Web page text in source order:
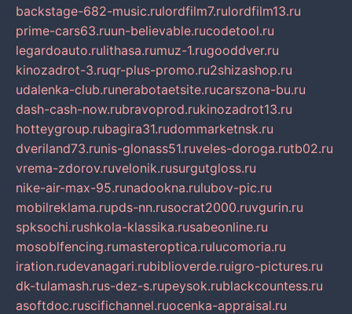
backstage-682-music.rulordfilm7.rulordfilm13.ru
prime-cars63.ruun-believable.rucodetool.ru
legardoauto.rulithasa.rumuz-1.rugooddver.ru
kinozadrot-3.ruqr-plus-promo.ru2shizashop.ru
udalenka-club.runerabotaetsite.rucarszona-bu.ru
dash-cash-now.rubravoprod.rukinozadrot13.ru
hotteygroup.rubagira31.rudommarketnsk.ru
dveriland73.runis-glonass51.ruveles-doroga.rutb02.ru
vrema-zdorov.ruvelonik.rusurgutgloss.ru
nike-air-max-95.runadookna.rulubov-pic.ru
mobilreklama.rupds-nn.rusocrat2000.ruvgurin.ru
spksochi.rushkola-klassika.rusabeonline.ru
mosoblfencing.rumasteroptica.rulucomoria.ru
iration.rudevanagari.rubiblioverde.ruigro-pictures.ru
dk-tulamash.rus-dez-s.rupeysok.rublackcountess.ru
asoftdoc.ruscifichannel.ruocenka-appraisal.ru